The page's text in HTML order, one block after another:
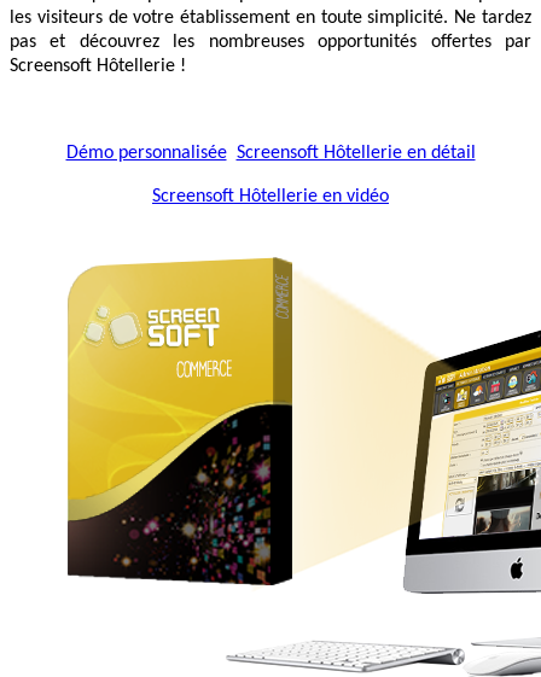
les visiteurs de votre établissement en toute simplicité. Ne tardez
pas et découvrez les nombreuses opportunités offertes par
Screensoft Hôtellerie !
Démo personnalisée Screensoft Hôtellerie en détail
Screensoft Hôtellerie en vidéo